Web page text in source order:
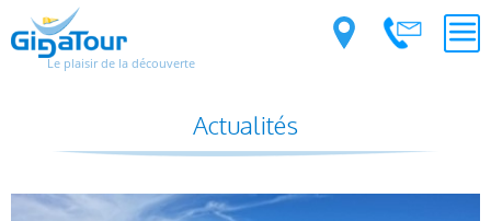
Le plaisir de la découverte
Actualités